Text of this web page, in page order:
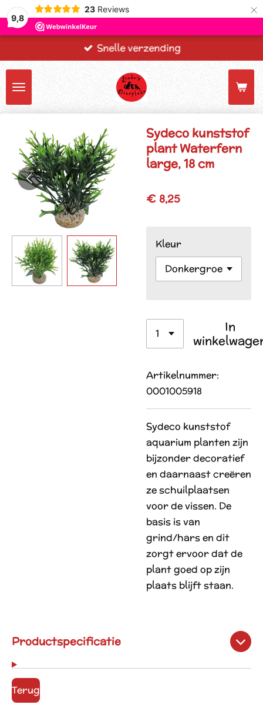
9,8
23 Reviews ×
Snelle verzending
Sydeco kunststof
plant Waterfern
large, 18 cm
€ 8,25
Kleur
In
Artikelnummer:
0001005918
Sydeco kunststof
aquarium planten zijn
bijzonder decoratief
en daarnaast creëren
ze schuilplaatsen
voor de vissen. De
basis is van
grind/hars en dit
zorgt ervoor dat de
plant goed op zijn
plaats blijft staan.
Productspecificatie
Terug